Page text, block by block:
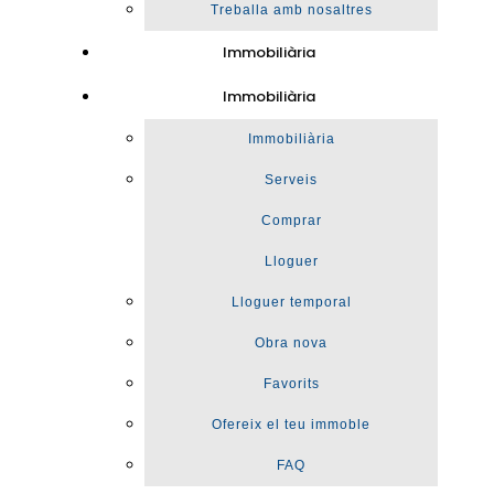
Treballa amb nosaltres
Immobiliària
Immobiliària
Immobiliària
Serveis
Comprar
Lloguer
Lloguer temporal
Obra nova
Favorits
Ofereix el teu immoble
FAQ